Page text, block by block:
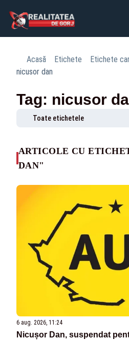
Acasă Etichete
Etichete
nicusor dan
Tag: nicusor
Toate etichetele
ARTICOLE CU
DAN"
6 aug. 2026, 11:24
Nicușor Dan, suspendat